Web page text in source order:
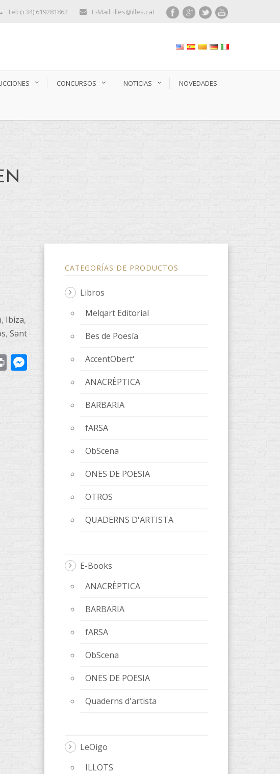
Tel: (+34) 619281862 E-Mail: illes@illes.cat
CONCURSOS NOTICIAS NOVEDADES
, Ibiza,
, Sant
Print Messenger
CATEGORÍAS DE PRODUCTOS
Libros
Melqart Editorial
Bes de Poesía
AccentObert'
ANACRÈPTICA
BARBARIA
fARSA
ObScena
ONES DE POESIA
OTROS
QUADERNS D'ARTISTA
E-Books
ANACRÈPTICA
BARBARIA
fARSA
ObScena
ONES DE POESIA
Quaderns d'artista
LeOigo
ILLOTS